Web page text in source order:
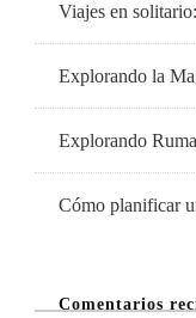
Viajes en
Explorando la
Explorando
Cómo planificar
Comentarios